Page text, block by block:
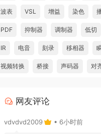
波表 VSL 增益 染色
PDF 抑制器 调制器 低切
IR 电音 刻录 移相器
视频转换 桥接 声码器 对
网友评论
vdvdvd2009 • 6小时前